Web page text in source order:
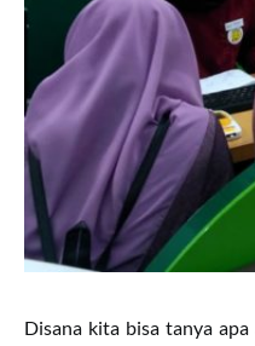
Disana kita bisa tanya